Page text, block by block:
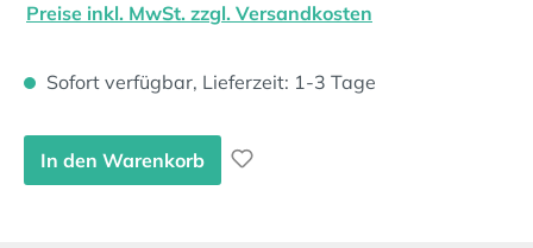
Preise inkl. MwSt. zzgl. Versandkosten
Sofort verfügbar, Lieferzeit: 1-3 Tage
In den Warenkorb